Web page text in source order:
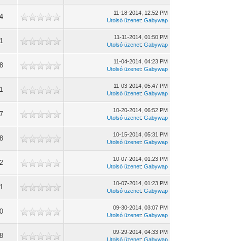
11-18-2014, 12:52 PM
Utolsó üzenet:Gabywap
11-11-2014, 01:50 PM
Utolsó üzenet:Gabywap
11-04-2014, 04:23 PM
Utolsó üzenet:Gabywap
11-03-2014, 05:47 PM
Utolsó üzenet:Gabywap
10-20-2014, 06:52 PM
Utolsó üzenet:Gabywap
10-15-2014, 05:31 PM
Utolsó üzenet:Gabywap
10-07-2014, 01:23 PM
Utolsó üzenet:Gabywap
10-07-2014, 01:23 PM
Utolsó üzenet:Gabywap
09-30-2014, 03:07 PM
Utolsó üzenet:Gabywap
09-29-2014, 04:33 PM
Utolsó üzenet:Gabywap